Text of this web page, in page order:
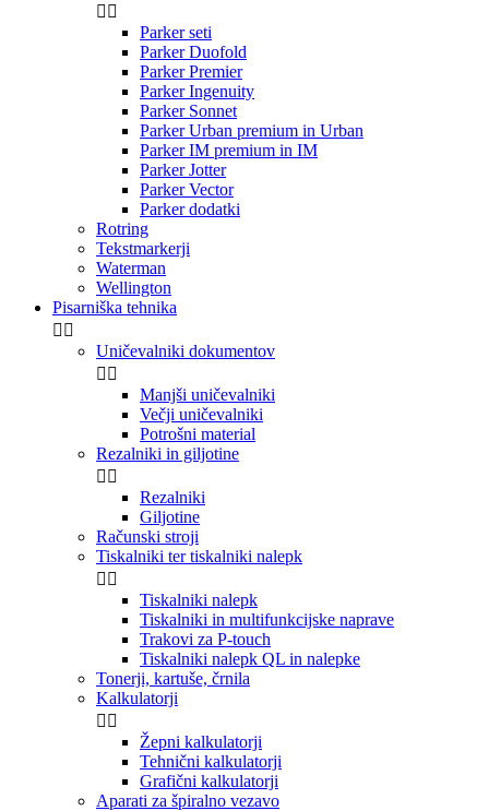
 
Parker seti
Parker Duofold
Parker Premier
Parker Ingenuity
Parker Sonnet
Parker Urban premium in Urban
Parker IM premium in IM
Parker Jotter
Parker Vector
Parker dodatki
Rotring
Tekstmarkerji
Waterman
Wellington
Pisarniška tehnika
 
Uničevalniki dokumentov
 
Manjši uničevalniki
Večji uničevalniki
Potrošni material
Rezalniki in giljotine
 
Rezalniki
Giljotine
Računski stroji
Tiskalniki ter tiskalniki nalepk
 
Tiskalniki nalepk
Tiskalniki in multifunkcijske naprave
Trakovi za P-touch
Tiskalniki nalepk QL in nalepke
Tonerji, kartuše, črnila
Kalkulatorji
 
Žepni kalkulatorji
Tehnični kalkulatorji
Grafični kalkulatorji
Aparati za špiralno vezavo